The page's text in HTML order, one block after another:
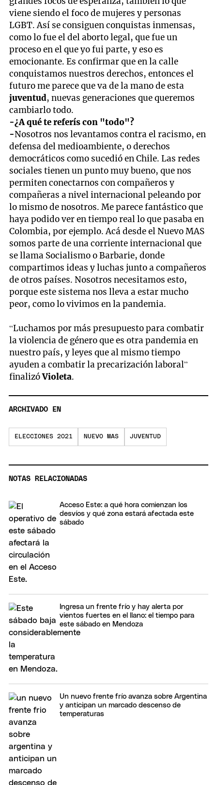
viene siendo el foco de mujeres y personas
LGBT. Así se consiguen conquistas inmensas,
como lo fue el del aborto legal, que fue un
proceso en el que yo fui parte, y eso es
emocionante. Es confirmar que en la calle
conquistamos nuestros derechos, entonces el
futuro me parece que va de la mano de esta
juventud, nuevas generaciones que queremos
cambiarlo todo.
-¿A qué te referís con "todo"?
-Nosotros nos levantamos contra el racismo, en
defensa del medioambiente, o derechos
democráticos como sucedió en Chile. Las redes
sociales tienen un punto muy bueno, que nos
permiten conectarnos con compañeros y
compañeras a nivel internacional peleando por
lo mismo de nosotros. Me parece fantástico que
haya podido ver en tiempo real lo que pasaba en
Colombia, por ejemplo. Acá desde el Nuevo MAS
somos parte de una corriente internacional que
se llama Socialismo o Barbarie, donde
compartimos ideas y luchas junto a compañeros
de otros países. Nosotros necesitamos esto,
porque este sistema nos lleva a estar mucho
peor, como lo vivimos en la pandemia.
“Luchamos por más presupuesto para combatir
la violencia de género que es otra pandemia en
nuestro país, y leyes que al mismo tiempo
ayuden a combatir la precarización laboral”
finalizóVioleta.
ARCHIVADO EN
ELECCIONES 2021 NUEVO MAS JUVENTUD
NOTAS RELACIONADAS
Acceso Este: a qué hora comienzan los
desvíos y qué zona estará afectada este
sábado
Ingresa un frente frío y hay alerta por
vientos fuertes en el llano: el tiempo para
este sábado en Mendoza
Un nuevo frente frío avanza sobre Argentina
y anticipan un marcado descenso de
temperaturas